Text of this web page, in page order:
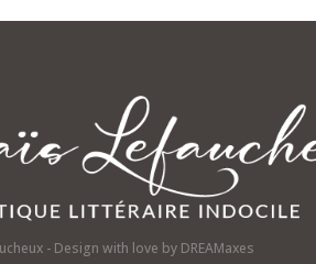
- Design with love by DREAMaxes